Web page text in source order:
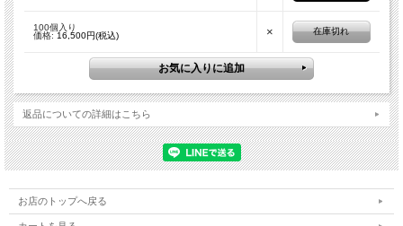
100個入り
価格: 16,500円(税込) × 在庫切れ
返品についての詳細はこちら
お店のトップへ戻る